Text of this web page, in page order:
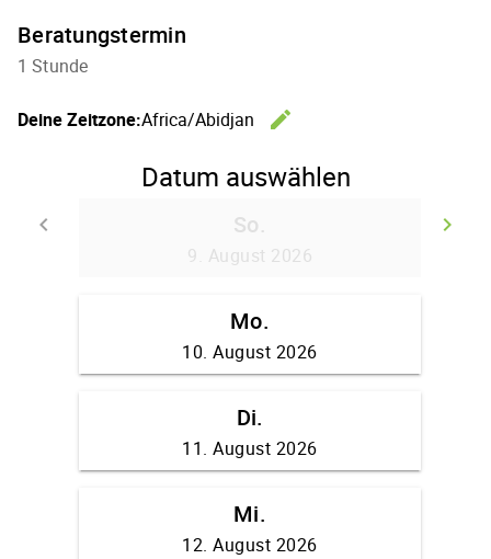
Beratungstermin
1 Stunde
Deine Zeitzone:Africa/Abidjan
edit
Datum auswählen
keyboard_arrow_left
keyboard_arrow_right
So.
9. August 2026
Mo.
10. August 2026
Di.
11. August 2026
Mi.
12. August 2026